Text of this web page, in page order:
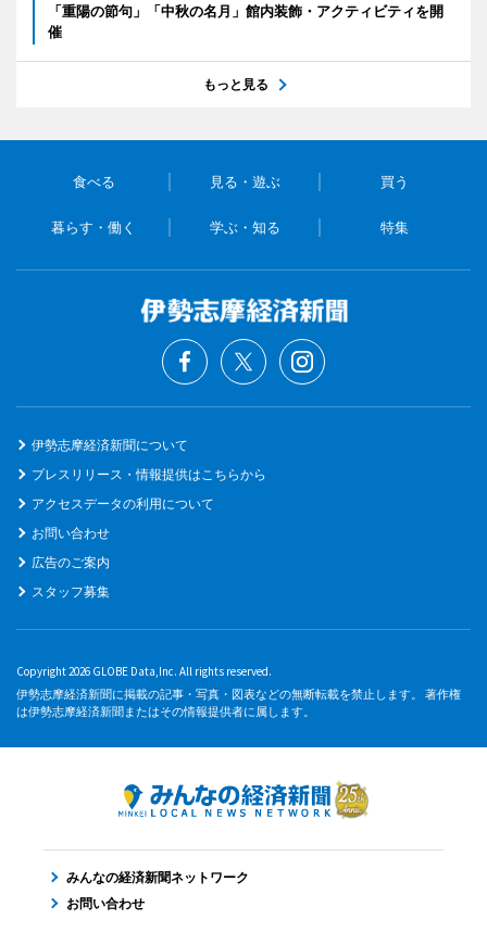
「重陽の節句」「中秋の名月」館内装飾・アクティビティを開
催
もっと見る
食べる 見る・遊ぶ 買う
暮らす・働く 学ぶ・知る 特集
伊勢志摩経済新聞について
プレスリリース・情報提供はこちらから
アクセスデータの利用について
お問い合わせ
広告のご案内
スタッフ募集
Copyright 2026 GLOBE Data,Inc. All rights reserved.
伊勢志摩経済新聞に掲載の記事・写真・図表などの無断転載を禁止します。 著作権
は伊勢志摩経済新聞またはその情報提供者に属します。
みんなの経済新聞ネットワーク
お問い合わせ